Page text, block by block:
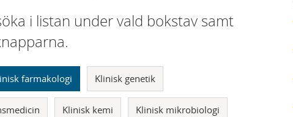
i listan under vald bokstav samt
farmakologi Klinisk genetik
Klinisk kemi Klinisk mikrobiologi